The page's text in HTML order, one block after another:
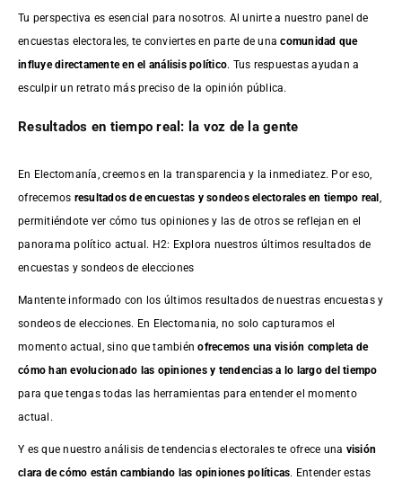
Tu perspectiva es esencial para nosotros. Al unirte a nuestro panel de
encuestas electorales, te conviertes en parte de unacomunidad que
influye directamente en el análisis político. Tus respuestas ayudan a
esculpir un retrato más preciso de la opinión pública.
Resultados en tiempo real: la voz de la gente
En Electomanía, creemos en la transparencia y la inmediatez. Por eso,
ofrecemos resultados deencuestas y sondeos electorales en tiempo real
permitiéndote ver cómo tus opiniones y las de otros se reflejan en el
panorama político actual. H2: Explora nuestros últimos resultados de
encuestas y sondeos de elecciones
Mantente informado con los últimos resultados de nuestras encuestasy
sondeos de elecciones. En Electomania, no solo capturamos el
momento actual, sino que tambiénofrecemos una visión completa de
cómo han evolucionado las opiniones y tendencias a lo largo del tiempo
para que tengas todas las herramientas para entender el momento
actual.
Y es que nuestro análisis de tendencias electorales te ofrece una visión
clara de cómo están cambiando las opiniones políticas. Entender estas